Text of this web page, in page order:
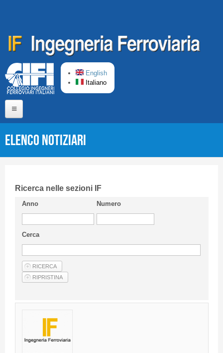
English
Italiano
CIFI in breve
Linee Guida
Privacy Policy
Articoli
Elenco Notiziari
Ricerca nelle sezioni IF
Anno Numero
Cerca